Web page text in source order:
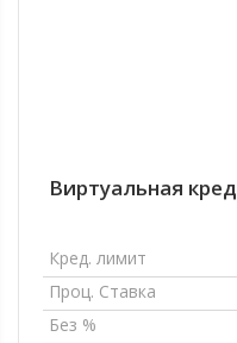
Виртуальная
Кред. лимит
Проц. Ставка
Без %